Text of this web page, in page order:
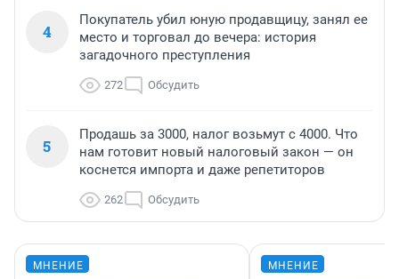
4
Покупатель убил юную продавщицу, занял ее
место и торговал до вечера: история
загадочного преступления
272 Обсудить
5
Продашь за 3000, налог возьмут с 4000. Что
нам готовит новый налоговый закон — он
коснется импорта и даже репетиторов
262 Обсудить
МНЕНИЕ МНЕНИЕ